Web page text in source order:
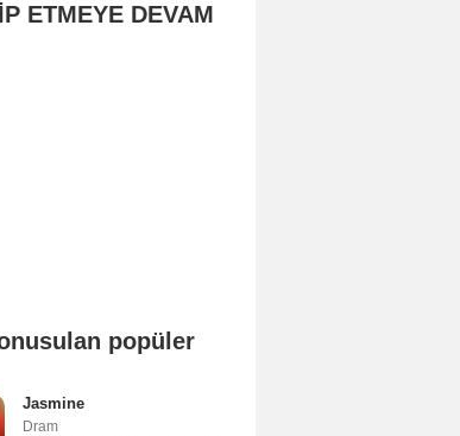
ETMEYE DEVAM
popüler
Jasmine
Dram